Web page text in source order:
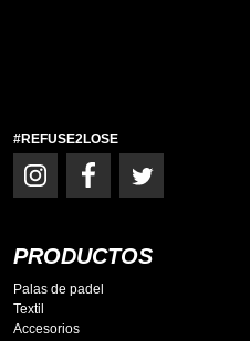
#REFUSE2LOSE
PRODUCTOS
Palas de padel
Textil
Accesorios